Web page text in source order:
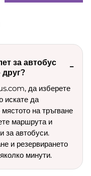
за автобус
да изберете
искате да
на тръгване
маршрута и
за автобуси.
и резервирането
минути.